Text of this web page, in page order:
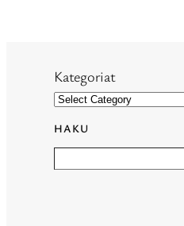
Kategoriat
HAKU